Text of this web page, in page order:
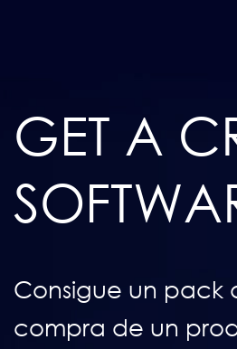
GET A
Consigue un pack
compra de un